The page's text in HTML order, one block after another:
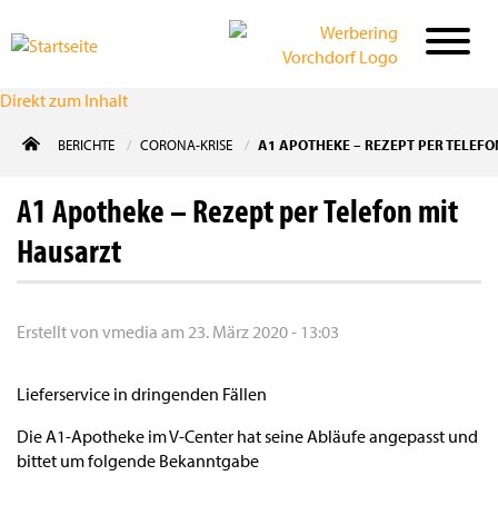
Direkt zum Inhalt
BERICHTE CORONA-KRISE A1 APOTHEKE – REZEPT PER
A1 Apotheke – Rezept per Telefon mit
Hausarzt
Erstellt von vmedia am 23. März 2020 - 13:03
Lieferservice in dringenden Fällen
Die A1-Apotheke im V-Center hat seine Abläufe angepasst und
bittet um folgende Bekanntgabe